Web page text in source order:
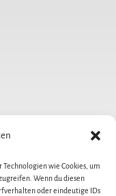
wie Cookies, um
Wenn du diesen
oder eindeutige IDs